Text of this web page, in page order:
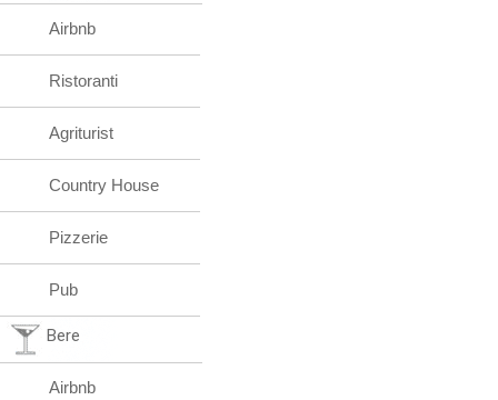
Airbnb
Ristoranti
Agriturist
Country House
Pizzerie
Pub
Bere
Airbnb